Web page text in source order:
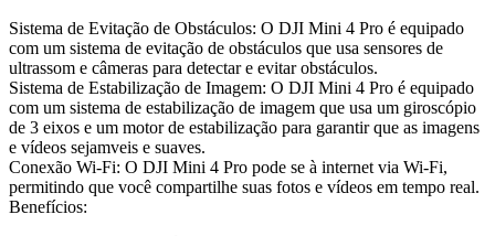
Sistema de Evitação de Obstáculos: O DJI Mini 4 Pro é equipado
com um sistema de evitação de obstáculos que usa sensores de
ultrassom e câmeras para detectar e evitar obstáculos.
Sistema de Estabilização de Imagem: O DJI Mini 4 Pro é equipado
com um sistema de estabilização de imagem que usa um giroscópio
de 3 eixos e um motor de estabilização para garantir que as imagens
e vídeos sejamveis e suaves.
Conexão Wi-Fi: O DJI Mini 4 Pro pode se à internet via Wi-Fi,
permitindo que você compartilhe suas fotos e vídeos em tempo real.
Benefícios: